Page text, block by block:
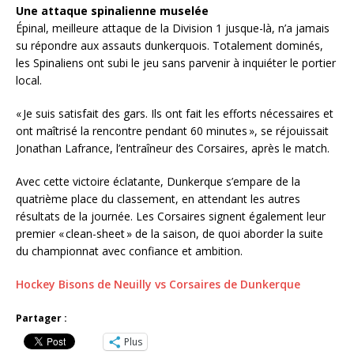
Une attaque spinalienne muselée
Épinal, meilleure attaque de la Division 1 jusque-là, n’a jamais
su répondre aux assauts dunkerquois. Totalement dominés,
les Spinaliens ont subi le jeu sans parvenir à inquiéter le portier
local.
« Je suis satisfait des gars. Ils ont fait les efforts nécessaires et
ont maîtrisé la rencontre pendant 60 minutes », se réjouissait
Jonathan Lafrance, l’entraîneur des Corsaires, après le match.
Avec cette victoire éclatante, Dunkerque s’empare de la
quatrième place du classement, en attendant les autres
résultats de la journée. Les Corsaires signent également leur
premier « clean-sheet » de la saison, de quoi aborder la suite
du championnat avec confiance et ambition.
Hockey Bisons de Neuilly vs Corsaires de Dunkerque
Partager :
Plus